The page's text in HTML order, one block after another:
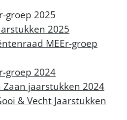
groep 2025
2025
MEEr-groep
groep 2024
Zaan jaarstukken 2024
& Vecht Jaarstukken